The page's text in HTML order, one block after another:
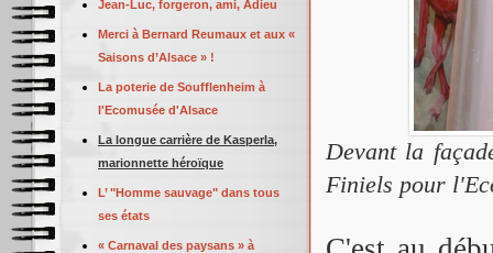
Devant la
Finiels pour
Jean-Luc, forgeron, ami, Adieu
Merci à Bernard Reumaux et aux «
Saisons d’Alsace » !
La poterie de Soufflenheim à
l'Ecomusée d'Alsace
La longue carrière de Kasperla,
marionnette héroïque
L’ "Homme sauvage" dans tous
ses états
« Carnaval des paysans » à